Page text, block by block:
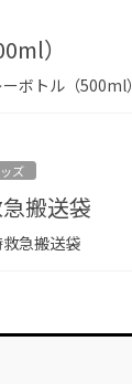
）
ボトル（500ml）
ズ
搬送袋
急搬送袋